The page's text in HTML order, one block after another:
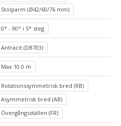
Stolparm (Ø42/60/76 mm)
0° - 90° i 5° steg
Antracit (DB703)
Max 10.0 m
Rotationssymmetrisk bred (RB)
Asymmetrisk bred (AB)
Övergångsställen (FR)